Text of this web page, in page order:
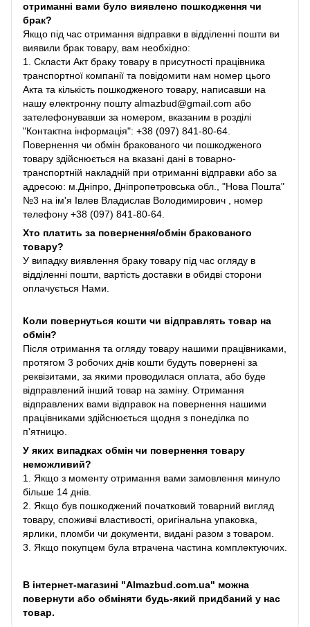
отриманні вами було виявлено пошкодження чи
брак?
Якщо під час отримання відправки в відділенні пошти ви
виявили брак товару, вам необхідно:
1. Скласти Акт браку товару в присутності працівника
транспортної компанії та повідомити нам номер цього
Акта та кількість пошкодженого товару, написавши на
нашу електронну пошту almazbud@gmail.com або
зателефонувавши за номером, вказаним в розділі
"Контактна інформація": +38 (097) 841-80-64.
Повернення чи обмін бракованого чи пошкодженого
товару здійснюється на вказані дані в товарно-
транспортній накладній при отриманні відправки або за
адресою: м.Дніпро, Дніпропетровська обл., "Нова Пошта"
№3 на ім'я Івлев Владислав Володимирович , номер
телефону +38 (097) 841-80-64.
Хто платить за повернення/обмін бракованого
товару?
У випадку виявлення браку товару під час огляду в
відділенні пошти, вартість доставки в обидві сторони
оплачується Нами.
Коли повернуться кошти чи відправлять товар на
обмін?
Після отримання та огляду товару нашими працівниками,
протягом 3 робочих днів кошти будуть повернені за
реквізитами, за якими проводилася оплата, або буде
відправлений інший товар на заміну. Отримання
відправлених вами відправок на повернення нашими
працівниками здійснюється щодня з понеділка по
п'ятницю.
У яких випадках обмін чи повернення товару
неможливий?
1. Якщо з моменту отримання вами замовлення минуло
більше 14 днів.
2. Якщо був пошкоджений початковий товарний вигляд
товару, споживчі властивості, оригінальна упаковка,
ярлики, пломби чи документи, видані разом з товаром.
3. Якщо покупцем була втрачена частина комплектуючих.
В інтернет-магазині "Almazbud.com.ua" можна
повернути або обміняти будь-який придбаний у нас
товар.